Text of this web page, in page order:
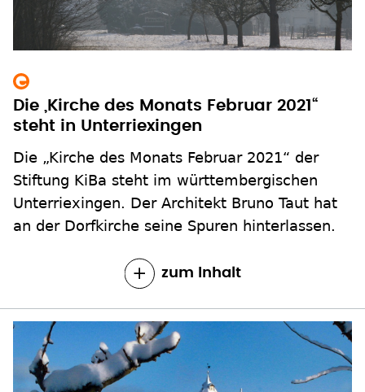
Die „Kirche des Monats Februar 2021“
steht in Unterriexingen
Die „Kirche des Monats Februar 2021“ der
Stiftung KiBa steht im württembergischen
Unterriexingen. Der Architekt Bruno Taut hat
an der Dorfkirche seine Spuren hinterlassen.
zum Inhalt